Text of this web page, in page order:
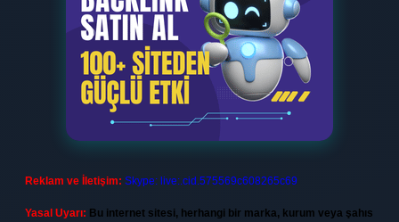
Reklam ve İletişim: Skype: live:.cid.575569c608265c69
Yasal Uyarı: Bu internet sitesi, herhangi bir marka, kurum veya şahıs